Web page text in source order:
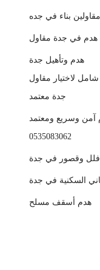
مقاولين بناء في جده
هدم في جدة مقاول
هدم وتأهيل جدة
لاختيار مقاول
جدة معتمد
وسريع ومعتمد
0535083062
وقصور في جدة
السكنية في جدة
هدم أسقف مسلح